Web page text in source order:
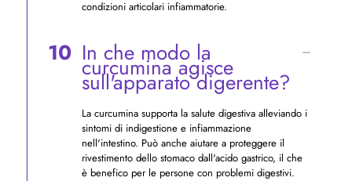
condizioni articolari infiammatorie.
10 In che modo la
curcumina agisce
sull'apparato digerente?
La curcumina supporta la salute digestiva alleviando i
sintomi di indigestione e infiammazione
nell'intestino. Può anche aiutare a proteggere il
rivestimento dello stomaco dall'acido gastrico, il che
è benefico per le persone con problemi digestivi.